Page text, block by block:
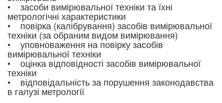
• засоби вимірювальної техніки та їхні
метрологічні характеристики
• повірка (калібрування) засобів вимірювальної
техніки (за обраним видом вимірювання)
• уповноваження на повірку засобів
вимірювальної техніки
• оцінка відповідності засобів вимірювальної
техніки
• відповідальність за порушення законодавства
в галузі метрології